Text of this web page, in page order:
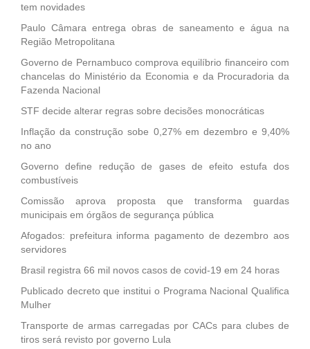
tem novidades
Paulo Câmara entrega obras de saneamento e água na
Região Metropolitana
Governo de Pernambuco comprova equilíbrio financeiro com
chancelas do Ministério da Economia e da Procuradoria da
Fazenda Nacional
STF decide alterar regras sobre decisões monocráticas
Inflação da construção sobe 0,27% em dezembro e 9,40%
no ano
Governo define redução de gases de efeito estufa dos
combustíveis
Comissão aprova proposta que transforma guardas
municipais em órgãos de segurança pública
Afogados: prefeitura informa pagamento de dezembro aos
servidores
Brasil registra 66 mil novos casos de covid-19 em 24 horas
Publicado decreto que institui o Programa Nacional Qualifica
Mulher
Transporte de armas carregadas por CACs para clubes de
tiros será revisto por governo Lula